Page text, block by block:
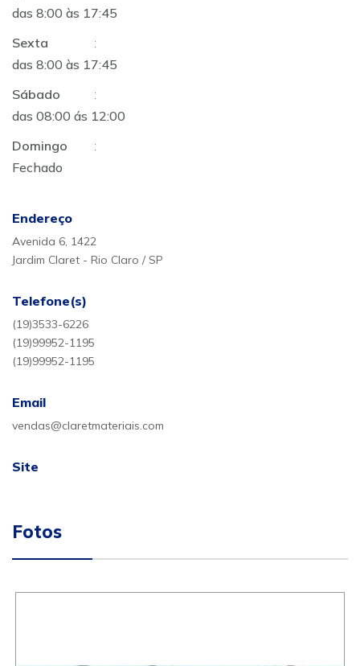
das 8:00 às 17:45
Sexta
:
das 8:00 às 17:45
Sábado
:
das 08:00 ás 12:00
Domingo
:
Fechado
Endereço
Avenida 6, 1422
Jardim Claret - Rio Claro / SP
Telefone(s)
(19)3533-6226
(19)99952-1195
(19)99952-1195
Email
vendas@claretmateriais.com
Site
Fotos